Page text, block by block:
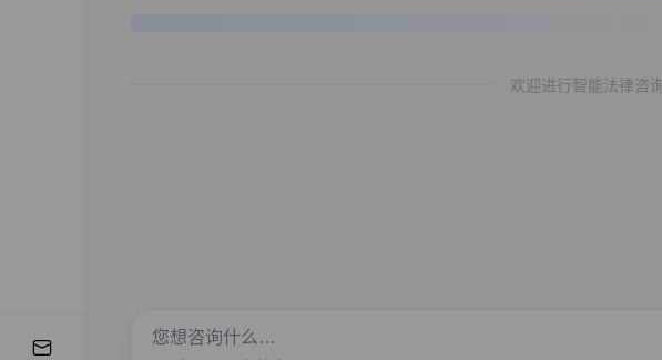
欢迎进行智能法律咨询